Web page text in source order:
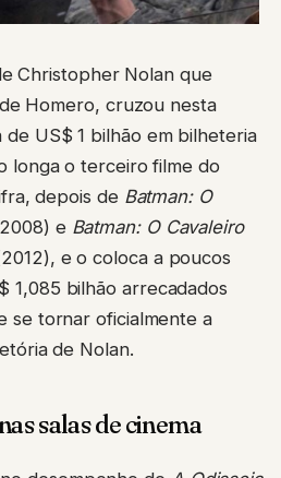
Christopher Nolan que
Homero, cruzou nesta
US$ 1 bilhão em bilheteria
longa o terceiro filme do
depois de Batman: O
e Batman: O Cavaleiro
e o coloca a poucos
1,085 bilhão arrecadados
se tornar oficialmente a
de Nolan.
salas de cinema